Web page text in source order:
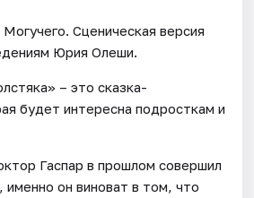
Сценическая версия
Юрия Олеши.
– это сказка-
будет интересна подросткам и
Гаспар в прошлом совершил
именно он виноват в том, что